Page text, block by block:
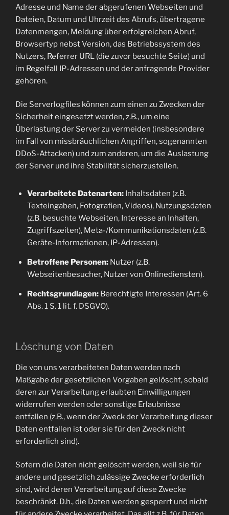
Adresse und Name der abgerufenen Webseiten und
Dateien, Datum und Uhrzeit des Abrufs, übertragene
Datenmengen, Meldung über erfolgreichen Abruf,
Browsertyp nebst Version, das Betriebssystem des
Nutzers, Referrer URL (die zuvor besuchte Seite) und
im Regelfall IP-Adressen und der anfragende Provider
gehören.
Die Serverlogfiles können zum einen zu Zwecken der
Sicherheit eingesetzt werden, z.B., um eine
Überlastung der Server zu vermeiden (insbesondere
im Fall von missbräuchlichen Angriffen, sogenannten
DDoS-Attacken) und zum anderen, um die Auslastung
der Server und ihre Stabilität sicherzustellen.
Verarbeitete Datenarten:Inhaltsdaten (z.B.
Texteingaben, Fotografien, Videos), Nutzungsdaten
(z.B. besuchte Webseiten, Interesse an Inhalten,
Zugriffszeiten), Meta-/Kommunikationsdaten (z.B.
Geräte-Informationen, IP-Adressen).
Betroffene Personen:Nutzer (z.B.
Webseitenbesucher, Nutzer von Onlinediensten).
Rechtsgrundlagen:Berechtigte Interessen (Art. 6
Abs. 1 S. 1 lit. f. DSGVO).
Löschung von Daten
Die von uns verarbeiteten Daten werden nach
Maßgabe der gesetzlichen Vorgaben gelöscht, sobald
deren zur Verarbeitung erlaubten Einwilligungen
widerrufen werden oder sonstige Erlaubnisse
entfallen (z.B., wenn der Zweck der Verarbeitung dieser
Daten entfallen ist oder sie für den Zweck nicht
erforderlich sind).
Sofern die Daten nicht gelöscht werden, weil sie für
andere und gesetzlich zulässige Zwecke erforderlich
sind, wird deren Verarbeitung auf diese Zwecke
beschränkt. D.h., die Daten werden gesperrt und nicht